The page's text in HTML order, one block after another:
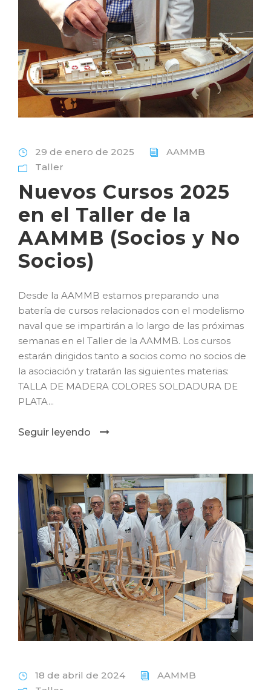
29 de enero de 2025
AAMMB
Taller
Nuevos Cursos 2025
en el Taller de la
AAMMB (Socios y No
Socios)
Desde la AAMMB estamos preparando una
batería de cursos relacionados con el modelismo
naval que se impartirán a lo largo de las próximas
semanas en el Taller de la AAMMB. Los cursos
estarán dirigidos tanto a socios como no socios de
la asociación y tratarán las siguientes materias:
TALLA DE MADERA COLORES SOLDADURA DE
PLATA...
Seguir leyendo
18 de abril de 2024
AAMMB